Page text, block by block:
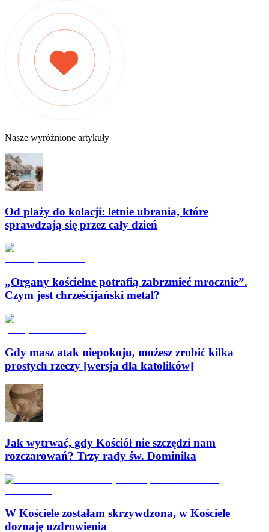
Nasze wyróżnione artykuły
Od plaży do kolacji: letnie ubrania, które
sprawdzają się przez cały dzień
„Organy kościelne potrafią zabrzmieć mrocznie”.
Czym jest chrześcijański metal?
Gdy masz atak niepokoju, możesz zrobić kilka
prostych rzeczy [wersja dla katolików]
Jak wytrwać, gdy Kościół nie szczędzi nam
rozczarowań? Trzy rady św. Dominika
W Kościele zostałam skrzywdzona, w Kościele
doznaję uzdrowienia